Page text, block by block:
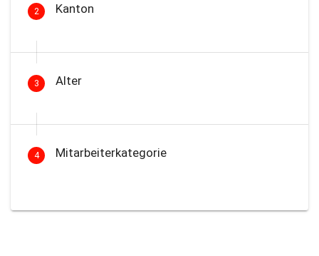
2 Kanton
3 Alter
4 Mitarbeiterkategorie